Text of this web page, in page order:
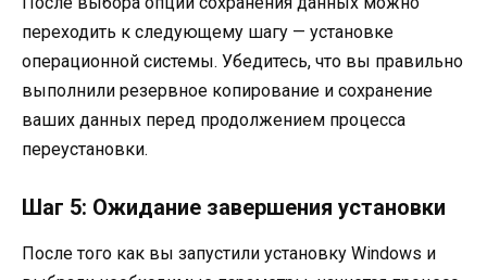
переходить к следующему шагу — установке
операционной системы. Убедитесь, что вы правильно
выполнили резервное копирование и сохранение
ваших данных перед продолжением процесса
переустановки.
Шаг 5: Ожидание завершения установки
После того как вы запустили установку Windows и